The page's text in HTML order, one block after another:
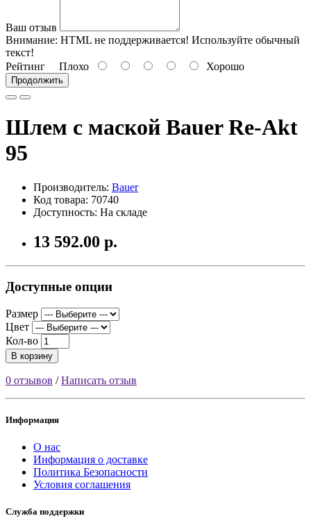
Ваш отзыв
Внимание: HTML не поддерживается! Используйте обычный
текст!
Рейтинг Плохо Хорошо
Продолжить
Шлем с маской Bauer Re-Akt
95
Производитель: Bauer
Код товара: 70740
Доступность: На складе
13 592.00 р.
Доступные опции
Размер
Цвет
Кол-во
В корзину
0 отзывов /Написать отзыв
Информация
О нас
Информация о доставке
Политика Безопасности
Условия соглашения
Служба поддержки